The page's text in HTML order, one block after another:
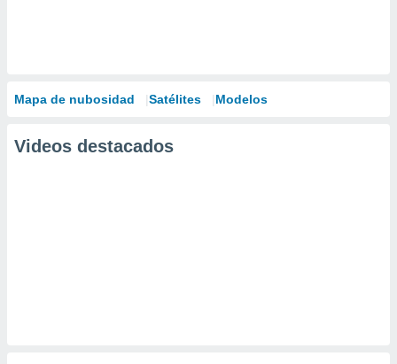
Mapa de nubosidad Satélites Modelos
Videos destacados